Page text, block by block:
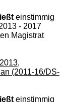
einstimmig
- 2017
Magistrat
(2011-16/DS-
einstimmig